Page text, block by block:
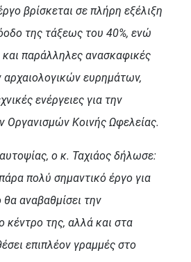
βρίσκεται σε πλήρη εξέλιξη
της τάξεως του 40%, ενώ
παράλληλες ανασκαφικές
ευρημάτων,
ενέργειες για την
Οργανισμών Κοινής Ωφελείας.
ο κ. Ταχιάος δήλωσε:
πολύ σημαντικό έργο για
αναβαθμίσει την
κέντρο της, αλλά και στα
επιπλέον γραμμές στο